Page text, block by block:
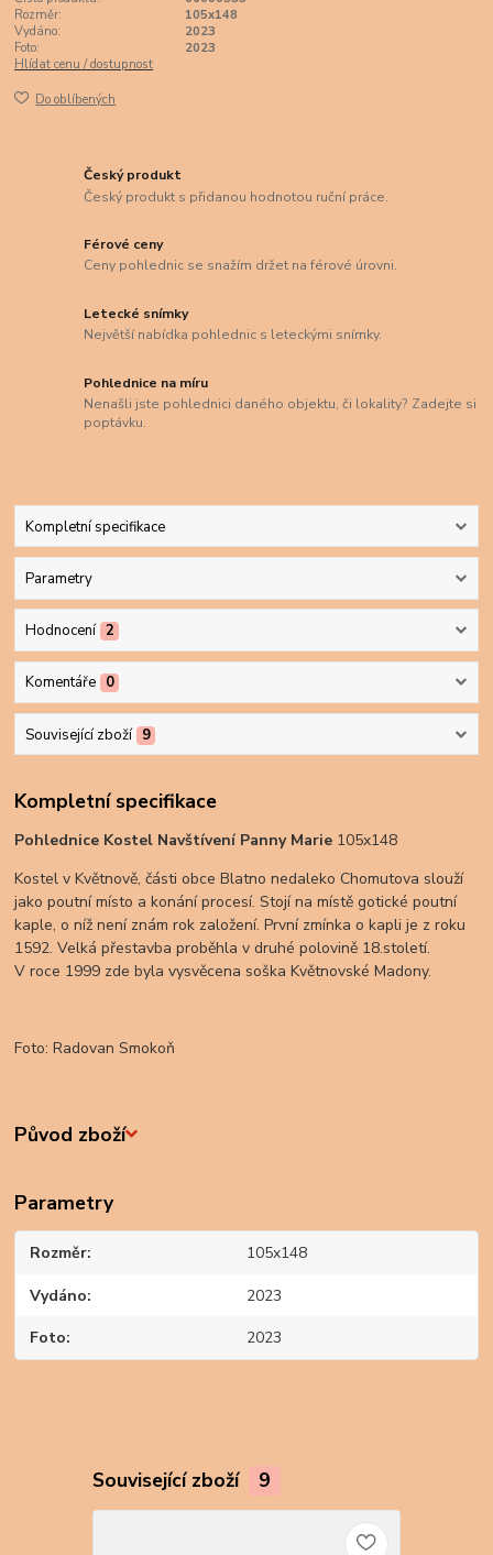
Rozměr:
105x148
Vydáno:
2023
Foto:
2023
Hlídat cenu / dostupnost
Do oblíbených
Český produkt
Český produkt s přidanou hodnotou ruční práce.
Férové ceny
Ceny pohlednic se snažím držet na férové úrovni.
Letecké snímky
Největší nabídka pohlednic s leteckými snímky.
Pohlednice na míru
Nenašli jste pohlednici daného objektu, či lokality? Zadejte si
poptávku.
Kompletní specifikace
Parametry
Hodnocení 2
Komentáře 0
Související zboží 9
Kompletní specifikace
Pohlednice Kostel Navštívení Panny Marie 105x148
Kostel v Květnově, části obce Blatno nedaleko Chomutova slouží
jako poutní místo a konání procesí. Stojí na místě gotické poutní
kaple, o níž není znám rok založení. První zmínka o kapli je z roku
1592. Velká přestavba proběhla v druhé polovině 18.století.
V roce 1999 zde byla vysvěcena soška Květnovské Madony.
Foto: Radovan Smokoň
Původ zboží
Parametry
Rozměr 105x148
Vydáno 2023
Foto 2023
Související zboží 9